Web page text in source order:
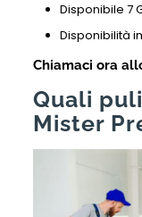
Disponibile 7
Disponibilità
Chiamaci ora
Quali
Mister